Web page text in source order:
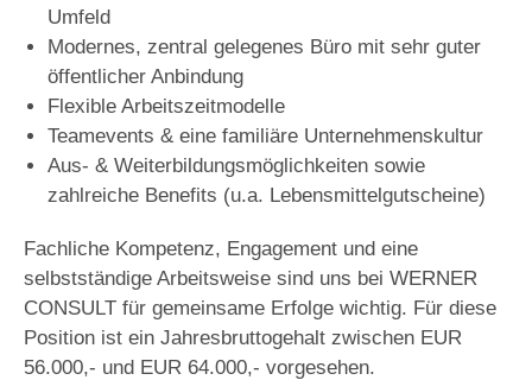
Umfeld
Modernes, zentral gelegenes Büro mit sehr guter
öffentlicher Anbindung
Flexible Arbeitszeitmodelle
Teamevents & eine familiäre Unternehmenskultur
Aus- & Weiterbildungsmöglichkeiten sowie
zahlreiche Benefits (u.a. Lebensmittelgutscheine)
Fachliche Kompetenz, Engagement und eine
selbstständige Arbeitsweise sind uns bei WERNER
CONSULT für gemeinsame Erfolge wichtig. Für diese
Position ist ein Jahresbruttogehalt zwischen EUR
56.000,- und EUR 64.000,- vorgesehen.